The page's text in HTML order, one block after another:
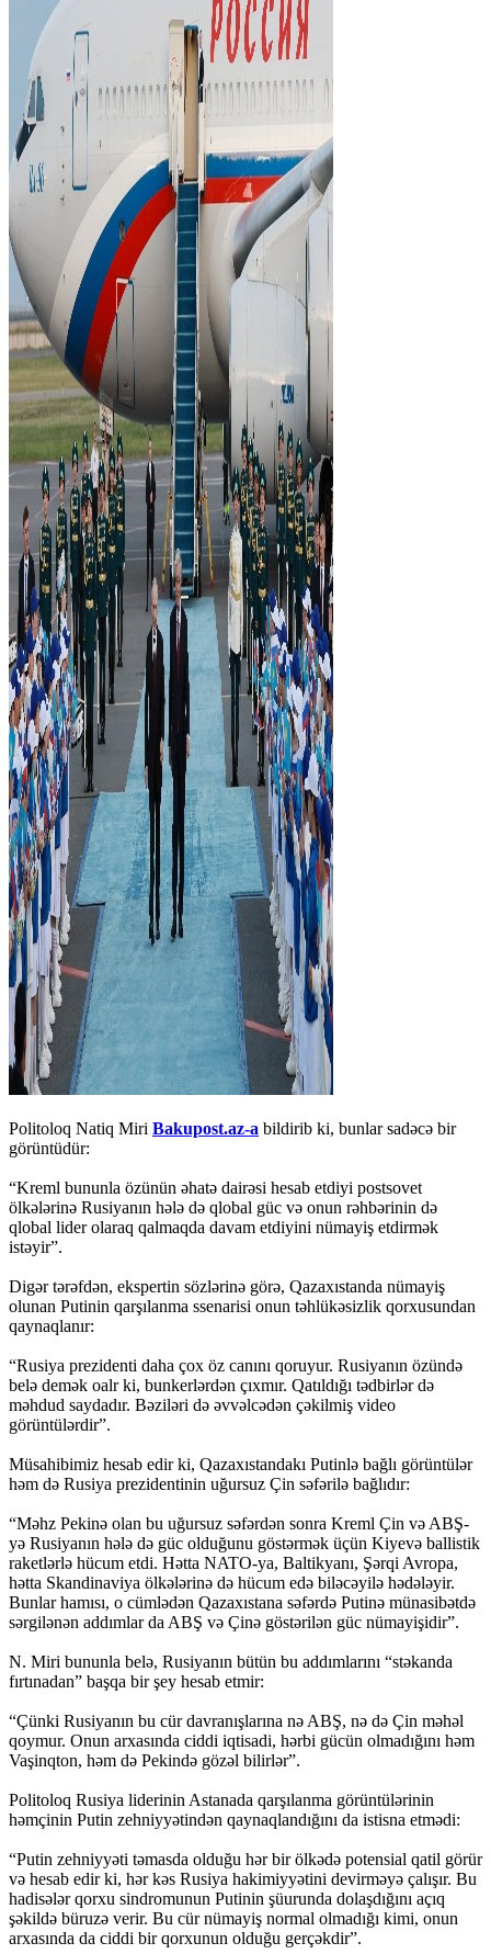
Politoloq Natiq Miri Bakupost.az-a bildirib ki, bunlar sadəcə bir
görüntüdür:
“Kreml bununla özünün əhatə dairəsi hesab etdiyi postsovet
ölkələrinə Rusiyanın hələ də qlobal güc və onun rəhbərinin də
qlobal lider olaraq qalmaqda davam etdiyini nümayiş etdirmək
istəyir”.
Digər tərəfdən, ekspertin sözlərinə görə, Qazaxıstanda nümayiş
olunan Putinin qarşılanma ssenarisi onun təhlükəsizlik qorxusundan
qaynaqlanır:
“Rusiya prezidenti daha çox öz canını qoruyur. Rusiyanın özündə
belə demək oalr ki, bunkerlərdən çıxmır. Qatıldığı tədbirlər də
məhdud saydadır. Bəziləri də əvvəlcədən çəkilmiş video
görüntülərdir”.
Müsahibimiz hesab edir ki, Qazaxıstandakı Putinlə bağlı görüntülər
həm də Rusiya prezidentinin uğursuz Çin səfərilə bağlıdır:
“Məhz Pekinə olan bu uğursuz səfərdən sonra Kreml Çin və ABŞ-
yə Rusiyanın hələ də güc olduğunu göstərmək üçün Kiyevə ballistik
raketlərlə hücum etdi. Hətta NATO-ya, Baltikyanı, Şərqi Avropa,
hətta Skandinaviya ölkələrinə də hücum edə biləcəyilə hədələyir.
Bunlar hamısı, o cümlədən Qazaxıstana səfərdə Putinə münasibətdə
sərgilənən addımlar da ABŞ və Çinə göstərilən güc nümayişidir”.
N. Miri bununla belə, Rusiyanın bütün bu addımlarını “stəkanda
fırtınadan” başqa bir şey hesab etmir:
“Çünki Rusiyanın bu cür davranışlarına nə ABŞ, nə də Çin məhəl
qoymur. Onun arxasında ciddi iqtisadi, hərbi gücün olmadığını həm
Vaşinqton, həm də Pekində gözəl bilirlər”.
Politoloq Rusiya liderinin Astanada qarşılanma görüntülərinin
həmçinin Putin zehniyyətindən qaynaqlandığını da istisna etmədi:
“Putin zehniyyəti təmasda olduğu hər bir ölkədə potensial qatil görür
və hesab edir ki, hər kəs Rusiya hakimiyyətini devirməyə çalışır. Bu
hadisələr qorxu sindromunun Putinin şüurunda dolaşdığını açıq
şəkildə büruzə verir. Bu cür nümayiş normal olmadığı kimi, onun
arxasında da ciddi bir qorxunun olduğu gerçəkdir”.